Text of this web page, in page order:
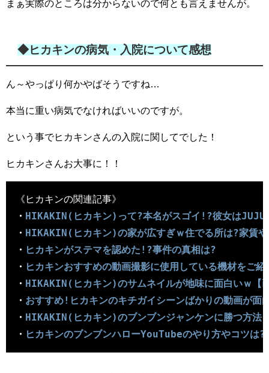
まぁ実際のところは分からないので何とも言えませんが。
◆ヒカキンの病気・入院について感想
ん～やっぱり何かやばそうですね…
本当に重い病気でなければいいのですが。
という事でヒカキンさんの入院に関してでした！
ヒカキンさんお大事に！！
・ HIKAKIN(ヒカキン)って?本名がスゴイ!?彼女は
・ HIKAKIN(ヒカキン)の家が広すぎｗ住でる所は?家賃
・ ヒカキンがステマを認めた!?事件の真相は?
・ ヒカキンおすすめの動画撮影に使用している機材をご
・ HIKAKIN(ヒカキン)のサムネイルが地味に面白いｗ【
・ おすすめ!ヒカキンのキチガイシーンばかりの動画が面
・ HIKAKIN(ヒカキン)のブンブンジャンケンに勝つ方
・ ヒカキンのブンブンハローYouTubeのやり方やコツ